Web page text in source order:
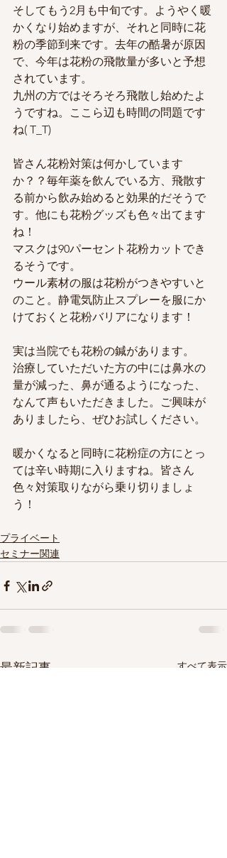
そしてもう2月も中旬です。ようやく暖
かくなり始めますが、それと同時に花
粉の季節到来です。去年の酷暑が原因
で、今年は花粉の飛散量が多いと予想
されています。
九州の方ではそろそろ飛散し始めたよ
うですね。ここら辺も時間の問題です
ね( T_T)
皆さん花粉対策は何かしています
か？？毎年薬を飲んでいる方、飛散す
る前から飲み始めると効果的だそうで
す。他にも花粉グッズも色々出てます
ね！
マスクは90パーセント花粉カットでき
るそうです。
ウール素材の服は花粉がつきやすいと
のこと。静電気防止スプレーを服にか
けておくと花粉バリアになります！
実は当院でも花粉の鍼があります。
治療していただいた方の中には鼻水の
量が減った、鼻が通るようになった、
なんて声もいただきました。ご興味が
ありましたら、ぜひお試しください。
暖かくなると同時に花粉症の方にとっ
ては辛い時期に入りますね。皆さん
色々対策取りながら乗り切りましょ
う！
プライベート
セミナー関連
最新記事 すべて表示